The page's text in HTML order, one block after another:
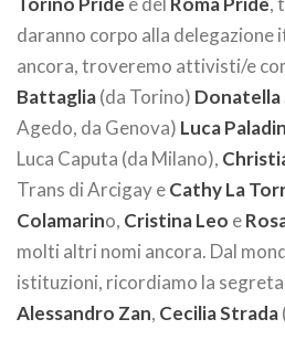
daranno corpo alla delegazione
ancora, troveremo attivisti/e
Battaglia(da Torino) Donatella
Agedo, da Genova) Luca
Luca Caputa (da Milano),
Trans di Arcigay eCathy La
Colamarino, Cristina Leo e
molti altri nomi ancora. Dal
istituzioni, ricordiamo la
Alessandro Zan, Cecilia Strada